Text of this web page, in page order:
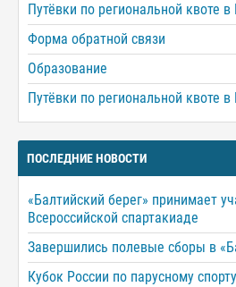
Путёвки по региональной квоте
Форма обратной связи
Образование
Путёвки по региональной квоте
ПОСЛЕДНИЕ НОВОСТИ
«Балтийский берег» принимает
Всероссийской спартакиаде
Завершились полевые сборы в
Кубок России по парусному спорту